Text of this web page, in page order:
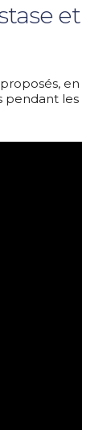
et
en
pendant les